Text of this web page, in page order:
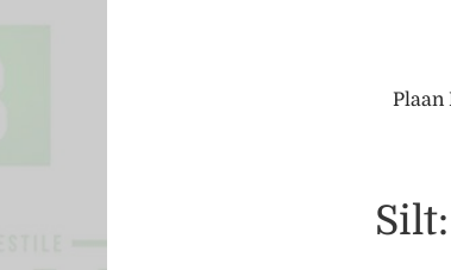
Plaan
Silt: